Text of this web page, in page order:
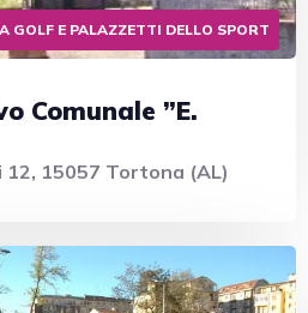
GOLF E PALAZZETTI DELLO SPORT
Comunale ”E.
12, 15057 Tortona (AL)